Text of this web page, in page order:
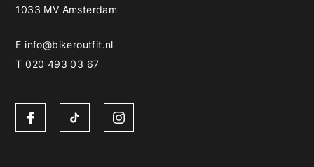
1033 MV Amsterdam
E info@bikeroutfit.nl
T 020 493 03 67